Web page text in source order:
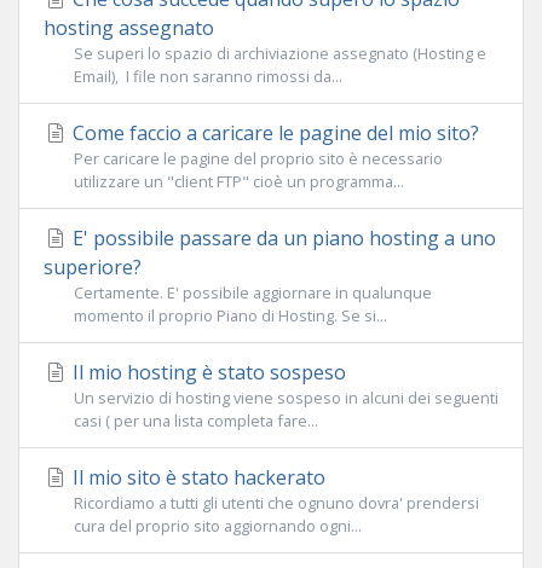
hosting assegnato
Se superi lo spazio di archiviazione assegnato (Hosting e
Email), I file non saranno rimossi da...
Come faccio a caricare le pagine del mio sito?
Per caricare le pagine del proprio sito è necessario
utilizzare un "client FTP" cioè un programma...
E' possibile passare da un piano hosting a uno
superiore?
Certamente. E' possibile aggiornare in qualunque
momento il proprio Piano di Hosting. Se si...
Il mio hosting è stato sospeso
Un servizio di hosting viene sospeso in alcuni dei seguenti
casi ( per una lista completa fare...
Il mio sito è stato hackerato
Ricordiamo a tutti gli utenti che ognuno dovra' prendersi
cura del proprio sito aggiornando ogni...